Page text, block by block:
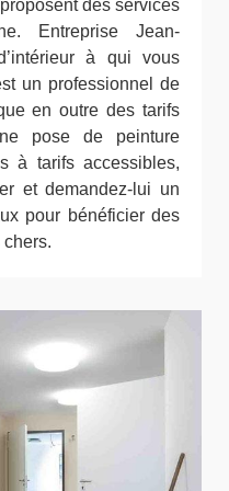
des services
Entreprise Jean-
à qui vous
un professionnel de
en outre des tarifs
pose de peinture
à tarifs accessibles,
et demandez-lui un
pour bénéficier des
chers.